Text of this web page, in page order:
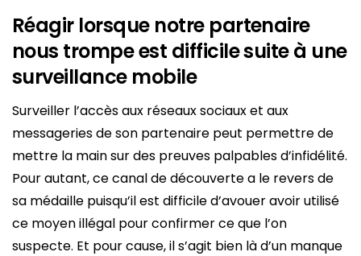
Réagir lorsque notre partenaire
nous trompe est difficile suite à une
surveillance mobile
Surveiller l’accès aux réseaux sociaux et aux
messageries de son partenaire peut permettre de
mettre la main sur des preuves palpables d’infidélité.
Pour autant, ce canal de découverte a le revers de
sa médaille puisqu’il est difficile d’avouer avoir utilisé
ce moyen illégal pour confirmer ce que l’on
suspecte. Et pour cause, il s’agit bien là d’un manque